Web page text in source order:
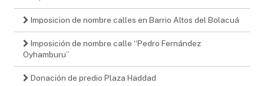
Imposicion de nombre calles en Barrio Altos del Bolacuá
Imposición de nombre calle “Pedro Fernández
Oyhamburu”
Donación de predio Plaza Haddad